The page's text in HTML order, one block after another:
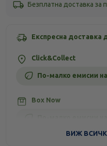
Безплатна доставка за
Експресна доставка
Click&Collect
По-малко емисии
Box Now
ВИЖ